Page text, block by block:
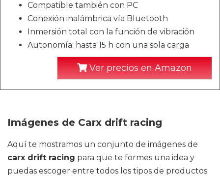
Compatible también con PC
Conexión inalámbrica vía Bluetooth
Inmersión total con la función de vibración
Autonomía: hasta 15 h con una sola carga
Ver precios en Amazon
Imágenes de Carx drift racing
Aquí te mostramos un conjunto de imágenes de
carx drift racing para que te formes una idea y
puedas escoger entre todos los tipos de productos